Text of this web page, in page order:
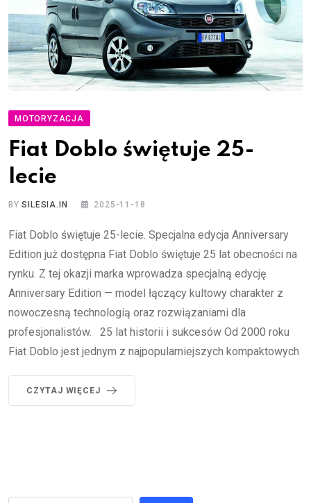
MOTORYZACJA
Fiat Doblo świętuje 25-
lecie
BYSILESIA.IN 2025-11-18
Fiat Doblo świętuje 25-lecie. Specjalna edycja Anniversary
Edition już dostępna Fiat Doblo świętuje 25 lat obecności na
rynku. Z tej okazji marka wprowadza specjalną edycję
Anniversary Edition — model łączący kultowy charakter z
nowoczesną technologią oraz rozwiązaniami dla
profesjonalistów. 25 lat historii i sukcesów Od 2000 roku
Fiat Doblo jest jednym z najpopularniejszych kompaktowych
CZYTAJ WIĘCEJ